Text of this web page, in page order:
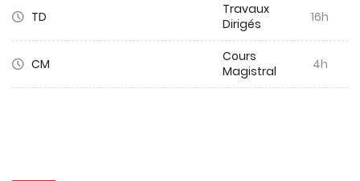
TD
Travaux
Dirigés
16h
CM
Cours
Magistral
4h